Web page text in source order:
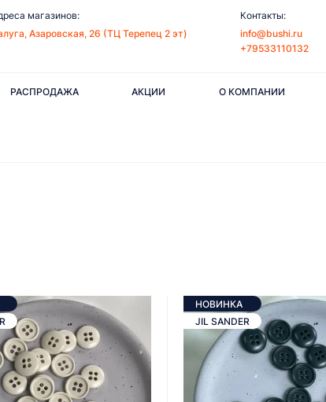
магазинов:
Азаровская, 26 (ТЦ Терепец 2 эт)
Контакты:
info@bushi.ru
+79533110132
РАСПРОДАЖА АКЦИИ О КОМПАНИИ
НОВИНКА
JIL SANDER